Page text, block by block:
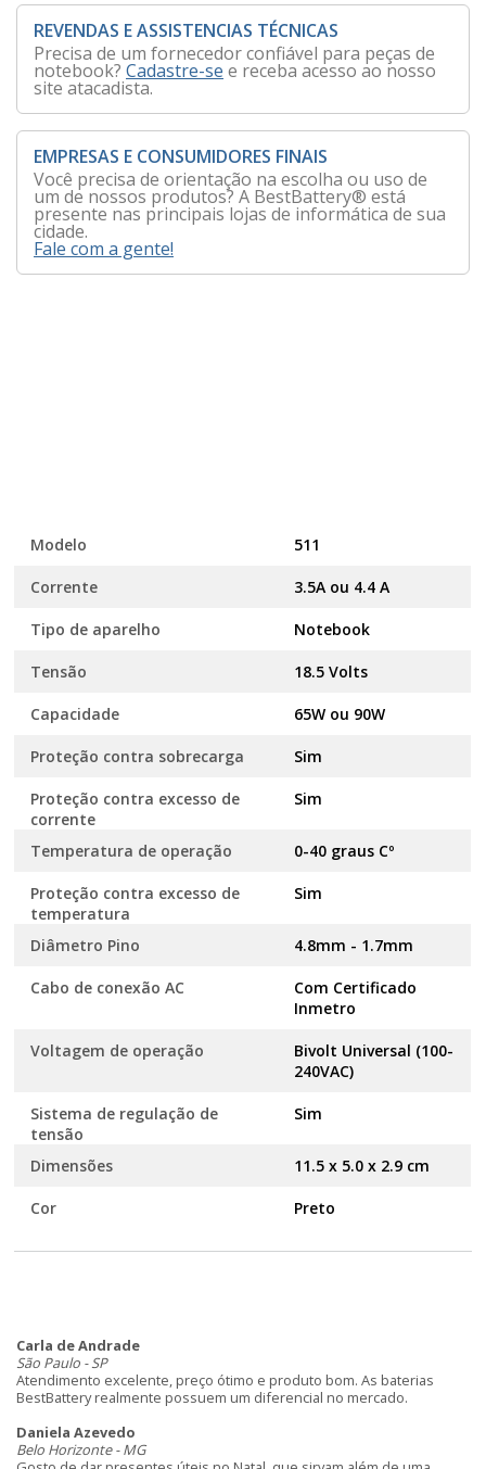
REVENDAS E ASSISTENCIAS TÉCNICAS
Precisa de um fornecedor confiável para peças de
notebook? Cadastre-se e receba acesso ao nosso
site atacadista.
EMPRESAS E CONSUMIDORES FINAIS
Você precisa de orientação na escolha ou uso de
um de nossos produtos? A BestBattery® está
presente nas principais lojas de informática de sua
cidade.
Fale com a gente!
Modelo 511
Corrente 3.5A ou 4.4 A
Tipo de aparelho Notebook
Tensão 18.5 Volts
Capacidade 65W ou 90W
Proteção contra sobrecarga Sim
Proteção contra excesso de
corrente
Sim
Temperatura de operação 0-40 graus Cº
Proteção contra excesso de
temperatura
Sim
Diâmetro Pino 4.8mm - 1.7mm
Cabo de conexão AC
Com Certificado
Inmetro
Voltagem de operação
Bivolt Universal (100-
240VAC)
Sistema de regulação de
tensão
Sim
Dimensões 11.5 x 5.0 x 2.9 cm
Cor Preto
Carla de Andrade
São Paulo - SP
Atendimento excelente, preço ótimo e produto bom. As baterias
BestBattery realmente possuem um diferencial no mercado.
Daniela Azevedo
Belo Horizonte - MG